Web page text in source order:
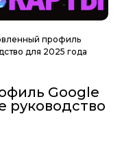
профиль
для 2025 года
Google
руководство